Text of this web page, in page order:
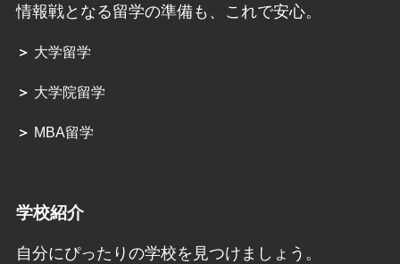
情報戦となる留学の準備も、これで安心。
＞ 大学留学
＞ 大学院留学
＞ MBA留学
学校紹介
自分にぴったりの学校を見つけましょう。